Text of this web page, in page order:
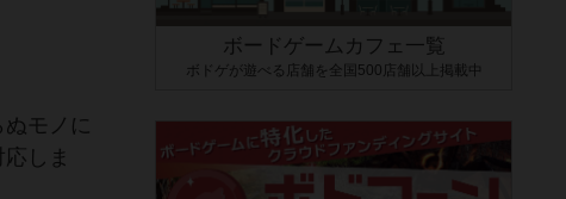
モノに
しま
ボードゲームカフェ一覧
ボドゲが遊べる店舗を全国500店舗以上掲載中